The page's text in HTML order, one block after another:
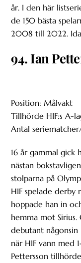
år. I den här
de 150 bästa
2008 till 2022.
94. Ian
Position: Målvakt
Tillhörde HIF:s A-
Antal
16 år gammal gick
nästan
stolparna på
HIF spelade derby
hoppade han in
hemma mot Sirius.
debutant
när HIF vann med
Pettersson